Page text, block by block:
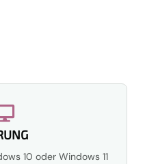
10 oder Windows 11